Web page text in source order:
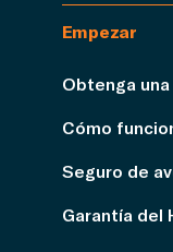
Empezar
Obtenga
Cómo
Seguro de
Garantía del